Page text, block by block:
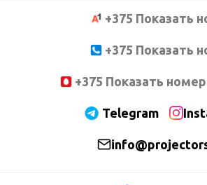
+375 Показать
+375 Показать
+375 Показать номер
Telegram